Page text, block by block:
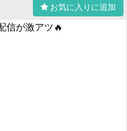
お気に入りに追加
信が激アツ🔥